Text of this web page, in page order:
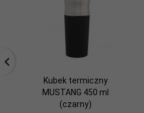
Kubek termiczny
MUSTANG 450 ml
(czarny)